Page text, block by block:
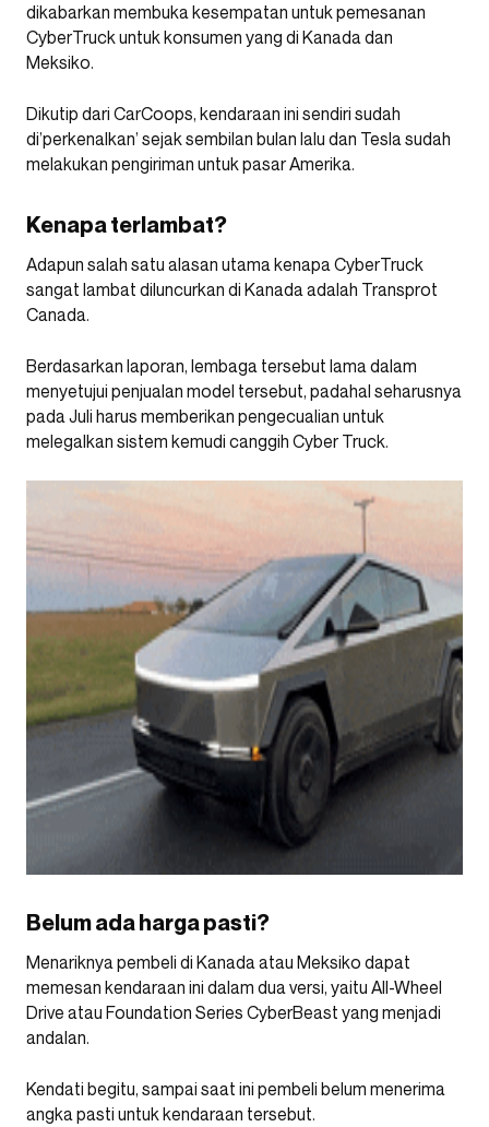
dikabarkan membuka kesempatan untuk pemesanan
CyberTruck untuk konsumen yang di Kanada dan
Meksiko.
Dikutip dari CarCoops, kendaraan ini sendiri sudah
di’perkenalkan’ sejak sembilan bulan lalu dan Tesla sudah
melakukan pengiriman untuk pasar Amerika.
Kenapa terlambat?
Adapun salah satu alasan utama kenapa CyberTruck
sangat lambat diluncurkan di Kanada adalah Transprot
Canada.
Berdasarkan laporan, lembaga tersebut lama dalam
menyetujui penjualan model tersebut, padahal seharusnya
pada Juli harus memberikan pengecualian untuk
melegalkan sistem kemudi canggih Cyber Truck.
Belum ada harga pasti?
Menariknya pembeli di Kanada atau Meksiko dapat
memesan kendaraan ini dalam dua versi, yaitu All-Wheel
Drive atau Foundation Series CyberBeast yang menjadi
andalan.
Kendati begitu, sampai saat ini pembeli belum menerima
angka pasti untuk kendaraan tersebut.